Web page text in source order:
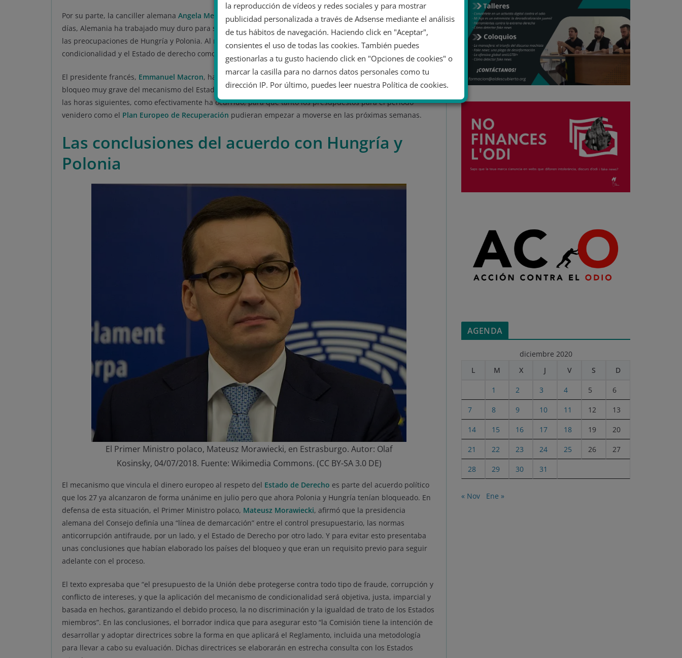
Por su parte, la canciller alemana Angela Merkelha afirmado en su llegada a la cumbre que “en los últimos
días, Alemania ha trabajado muy duro para superar las dificultades que teníamos y encontrar una solución a
las preocupaciones de Hungría y Polonia. Al mismo tiempo, por supuesto, para preservar el mecanismo de
condicionalidad y el Estado de derecho como hemos negociado con el Parlamento Europeo”.
El presidente francés, Emmanuel Macron, ha sido más contundente asegurando que “se ha producido un
bloqueo muy grave del mecanismo del Estado de Derecho”. Además, esperaba concretar el compromiso en
las horas siguientes, como efectivamente ha ocurrido, para que tanto los presupuestos para el período
venidero como el Plan Europeo de Recuperación pudieran empezar a moverse en las próximas semanas.
Las conclusiones del acuerdo con Hungría y
Polonia
El Primer Ministro polaco, Mateusz Morawiecki, en Estrasburgo. Autor: Olaf
Kosinsky, 04/07/2018. Fuente: Wikimedia Commons. (CC BY-SA 3.0 DE)
El mecanismo que vincula el dinero europeo al respeto del Estado de Derecho es parte del acuerdo político
que los 27 ya alcanzaron de forma unánime en julio pero que ahora Polonia y Hungría tenían bloqueado. En
defensa de esta situación, el Primer Ministro polaco, Mateusz Morawiecki, afirmó que la presidencia
alemana del Consejo definía una “línea de demarcación” entre el control presupuestario, las normas
anticorrupción antifraude, por un lado, y el Estado de Derecho por otro lado. Y para evitar esto presentaba
unas conclusiones que habían elaborado los países del bloqueo y que eran un requisito previo para seguir
adelante con el proceso.
El texto expresaba que “el presupuesto de la Unión debe protegerse contra todo tipo de fraude, corrupción y
conflicto de intereses, y que la aplicación del mecanismo de condicionalidad será objetiva, justa, imparcial y
basada en hechos, garantizando el debido proceso, la no discriminación y la igualdad de trato de los Estados
miembros”. En las conclusiones, el borrador indica que para asegurar esto “la Comisión tiene la intención de
desarrollar y adoptar directrices sobre la forma en que aplicará el Reglamento, incluida una metodología
para llevar a cabo su evaluación. Dichas directrices se elaborarán en estrecha consulta con los Estados
AGENDA
diciembre 2020
L
M X J V S D
1 2 3 4 5 6
7 8 9 10 11 12 13
14 15 16 17 18 19 20
21 22 23 24 25 26 27
28 29 30 31
« Nov Ene »
la reproducción de vídeos y redes sociales y para mostrar
publicidad personalizada a través de Adsense mediante el análisis
de tus hábitos de navegación. Haciendo click en "Aceptar",
consientes el uso de todas las cookies. También puedes
gestionarlas a tu gusto haciendo click en "Opciones de cookies" o
marcar la casilla para no darnos datos personales como tu
dirección IP. Por último, puedes leer nuestra Política de cookies.
No dar mi información personal
Opciones de cookies Aceptar cookies